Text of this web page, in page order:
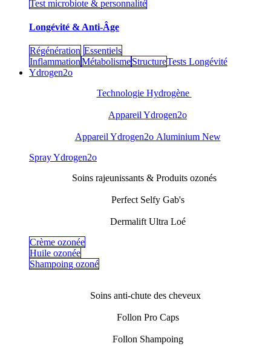
Test microbiote & personnalité
Longévité & Anti-Âge
Régénération Essentiels
InflammationMétabolismeStructureTests Longévité
Ydrogen2o
Technologie Hydrogène
Appareil Ydrogen2o
Appareil Ydrogen2o Aluminium New
​Spray Ydrogen2o
Soins rajeunissants & Produits ozonés
Perfect Selfy Gab's
Dermalift Ultra Loé
Crème ozonée
Huile ozonée
Shampoing ozoné
Soins anti-chute des cheveux
Follon Pro Caps
Follon Shampoing